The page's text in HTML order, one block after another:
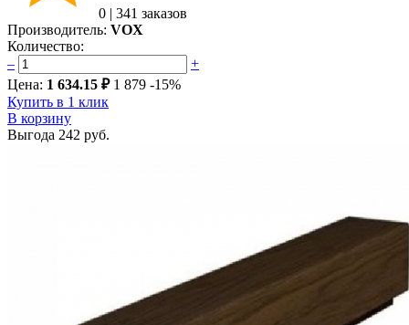
0 | 341 заказов
Производитель: VOX
Количество:
–
+
Цена: 1 634.15 ₽ 1 879 -15%
Купить в 1 клик
В корзину
Выгода 242 руб.